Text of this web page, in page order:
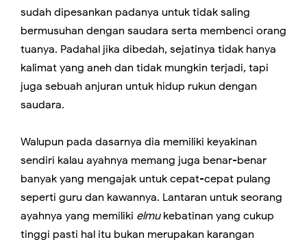
sudah dipesankan padanya untuk tidak saling
bermusuhan dengan saudara serta membenci orang
tuanya. Padahal jika dibedah, sejatinya tidak hanya
kalimat yang aneh dan tidak mungkin terjadi, tapi
juga sebuah anjuran untuk hidup rukun dengan
saudara.
Walupun pada dasarnya dia memiliki keyakinan
sendiri kalau ayahnya memang juga benar-benar
banyak yang mengajak untuk cepat-cepat pulang
seperti guru dan kawannya. Lantaran untuk seorang
ayahnya yang memiliki elmukebatinan yang cukup
tinggi pasti hal itu bukan merupakan karangan